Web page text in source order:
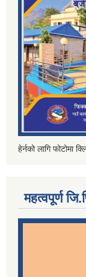
हेर्नको लागि फोटोमा
महत्वपूर्ण